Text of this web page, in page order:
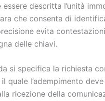
descritta l’unità
che consenta di
evita
delle chiavi.
si specifica la richiesta
quale l’adempimento
ricezione della